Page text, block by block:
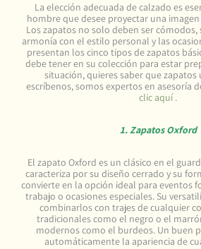
La elección adecuada de calzado es
hombre que desee proyectar una
Los zapatos no solo deben ser
armonía con el estilo personal y las
presentan los cinco tipos de zapatos
debe tener en su colección para estar
situación, quieres saber que zapatos
escríbenos, somos expertos en asesoría
clic aquí .
1. Zapatos Oxford
El zapato Oxford es un clásico en el
caracteriza por su diseño cerrado y su
convierte en la opción ideal para eventos
trabajo o ocasiones especiales. Su
combinarlos con trajes de cualquier
tradicionales como el negro o el
modernos como el burdeos. Un buen
automáticamente la apariencia de